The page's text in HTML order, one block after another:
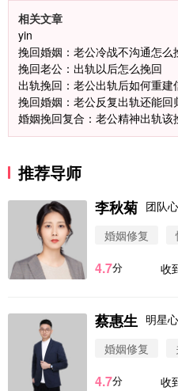
相关文章
yin
挽回婚姻：老公冷战不沟通怎么
挽回老公：出轨以后怎么挽回
出轨挽回：老公出轨后如何重建
挽回婚姻：老公反复出轨还能回
婚姻挽回复合：老公精神出轨该
推荐导师
李秋菊 团队
婚姻修复
4.7分 收
蔡惠生 明星
婚姻修复
4.7分 收
微信用户 圆圈
案
微信用户